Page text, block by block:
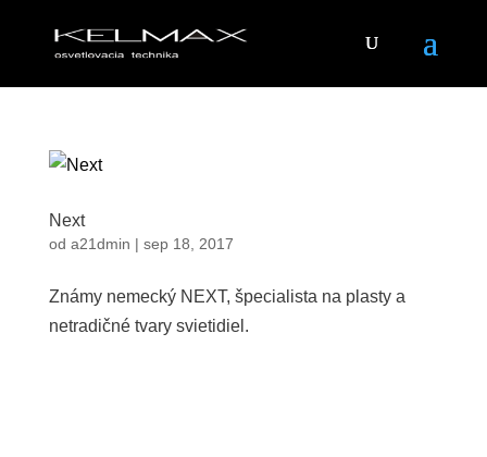
Next
od a21dmin | sep 18, 2017
Známy nemecký NEXT, špecialista na plasty a
netradičné tvary svietidiel.